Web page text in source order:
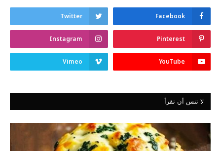
Facebook
Twitter
Pinterest
Instagram
YouTube
Vimeo
لا تنس أن تقرأ